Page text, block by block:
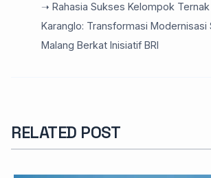
➝ Rahasia Sukses Kelompok
Karanglo: Transformasi Modernisasi
Malang Berkat Inisiatif BRI
RELATED POST